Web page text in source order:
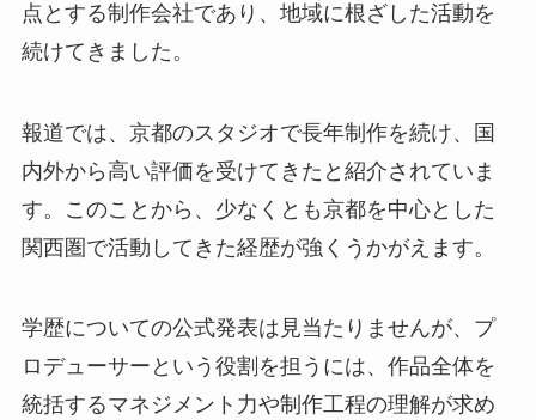
点とする制作会社であり、地域に根ざした活動を
続けてきました。
報道では、京都のスタジオで長年制作を続け、国
内外から高い評価を受けてきたと紹介されていま
す。このことから、少なくとも京都を中心とした
関西圏で活動してきた経歴が強くうかがえます。
学歴についての公式発表は見当たりませんが、プ
ロデューサーという役割を担うには、作品全体を
統括するマネジメント力や制作工程の理解が求め